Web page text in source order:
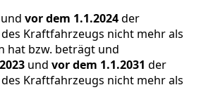
und vor dem 1.1.2024der
Kraftfahrzeugs nicht mehr als
hat bzw. beträgt und
und vor dem 1.1.2031 der
Kraftfahrzeugs nicht mehr als